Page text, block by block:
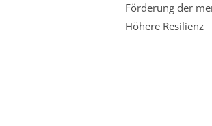
Förderung der
Höhere Resilienz